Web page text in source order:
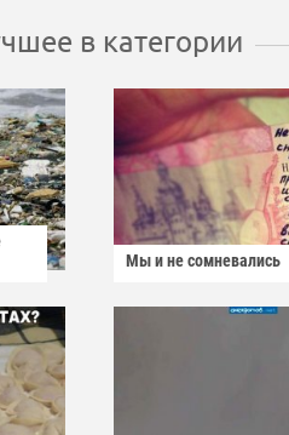
в категории
Мы и не сомневались